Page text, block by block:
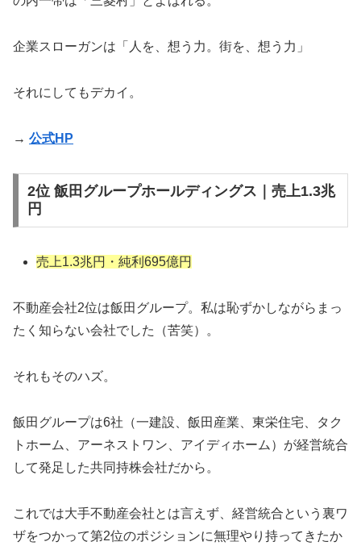
企業スローガンは「人を、想う力。街を、想う力」
それにしてもデカイ。
→ 公式HP
2位 飯田グループホールディングス｜売上1.3兆
円
売上1.3兆円・純利695億円
不動産会社2位は飯田グループ。私は恥ずかしながらまっ
たく知らない会社でした（苦笑）。
それもそのハズ。
飯田グループは6社（一建設、飯田産業、東栄住宅、タク
トホーム、アーネストワン、アイディホーム）が経営統合
して発足した共同持株会社だから。
これでは大手不動産会社とは言えず、経営統合という裏ワ
ザをつかって第2位のポジションに無理やり持ってきたか